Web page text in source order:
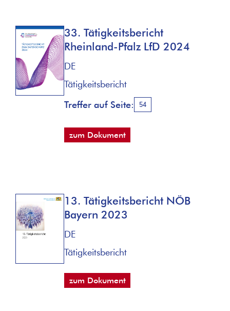
33. Tätigkeitsbericht
Rheinland-Pfalz LfD 2024
DE
Tätigkeitsbericht
Treffer auf Seite:
54
zum Dokument
13. Tätigkeitsbericht NÖB
Bayern 2023
DE
Tätigkeitsbericht
zum Dokument